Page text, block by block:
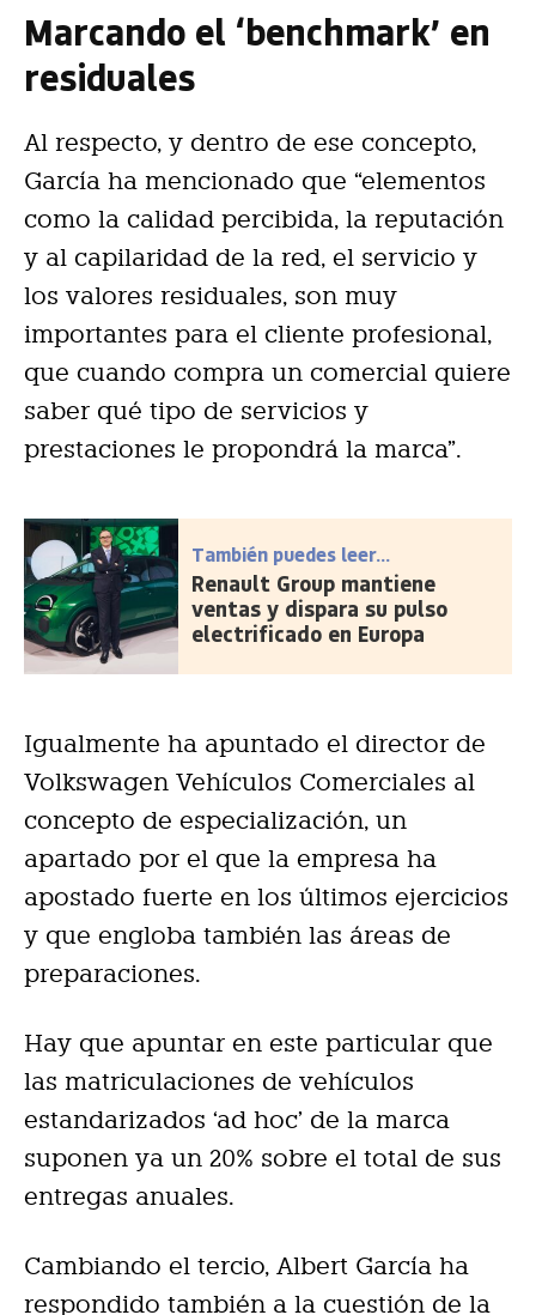
Marcando el ‘benchmark’ en
residuales
Al respecto, y dentro de ese concepto,
García ha mencionado que “elementos
como la calidad percibida, la reputación
y al capilaridad de la red, el servicio y
los valores residuales, son muy
importantes para el cliente profesional,
que cuando compra un comercial quiere
saber qué tipo de servicios y
prestaciones le propondrá la marca”.
También puedes leer...
Renault Group mantiene
ventas y dispara su pulso
electrificado en Europa
Igualmente ha apuntado el director de
Volkswagen Vehículos Comerciales al
concepto de especialización, un
apartado por el que la empresa ha
apostado fuerte en los últimos ejercicios
y que engloba también las áreas de
preparaciones.
Hay que apuntar en este particular que
las matriculaciones de vehículos
estandarizados ‘ad hoc’ de la marca
suponen ya un 20% sobre el total de sus
entregas anuales.
Cambiando el tercio, Albert García ha
respondido también a la cuestión de la